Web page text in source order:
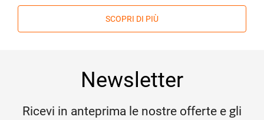
SCOPRI DI PIÙ
Newsletter
Ricevi in anteprima le nostre offerte e gli